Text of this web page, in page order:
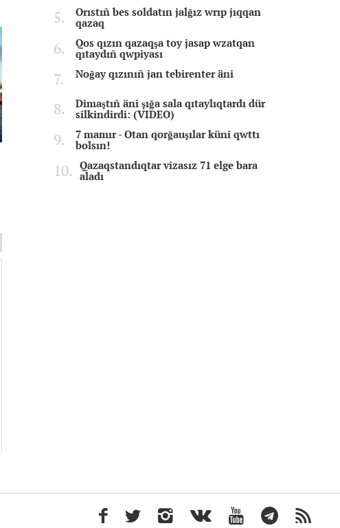
Orıstıñ bes soldatın jalğız wrıp jıqqan
qazaq
Qos qızın qazaqşa toy jasap wzatqan
qıtaydıñ qwpiyası
Noğay qızınıñ jan tebirenter äni
Dimaştıñ äni şığa sala qıtaylıqtardı dür
silkindirdi: (VIDEO)
7 mamır - Otan qorğauşılar küni qwttı
bolsın!
Qazaqstandıqtar vizasız 71 elge bara
aladı